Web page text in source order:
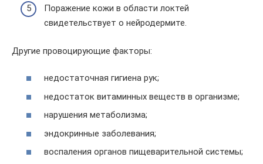
Поражение кожи в области локтей
свидетельствует о нейродермите.
Другие провоцирующие факторы:
недостаточная гигиена рук;
недостаток витаминных веществ в организме;
нарушения метаболизма;
эндокринные заболевания;
воспаления органов пищеварительной системы;